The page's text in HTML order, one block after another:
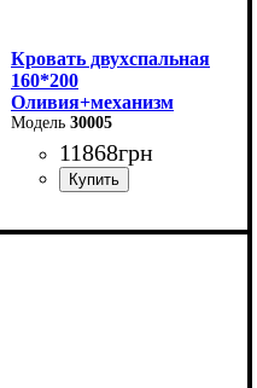
Кровать двухспальная
160*200
Оливия+механизм
(бежевая)
30005
11868грн
Ширина: 170 см